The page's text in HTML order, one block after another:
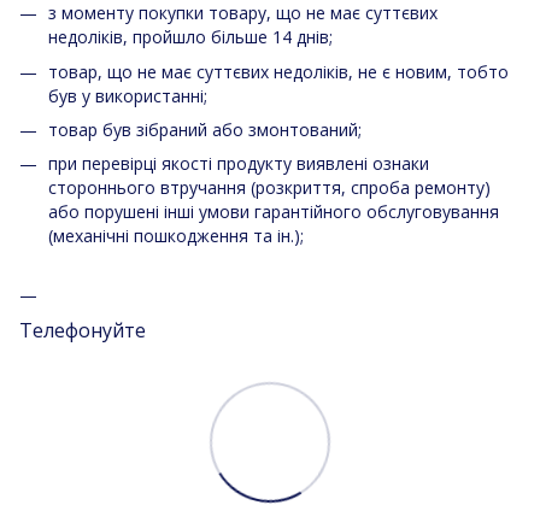
з моменту покупки товару, що не має суттєвих
недоліків, пройшло більше 14 днів;
товар, що не має суттєвих недоліків, не є новим, тобто
був у використанні;
товар був зібраний або змонтований;
при перевірці якості продукту виявлені ознаки
стороннього втручання (розкриття, спроба ремонту)
або порушені інші умови гарантійного обслуговування
(механічні пошкодження та ін.);
Телефонуйте